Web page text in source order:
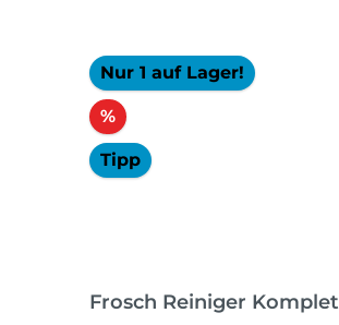
Nur 1 auf Lager!
%Rabatt
Tipp
Frosch Reiniger